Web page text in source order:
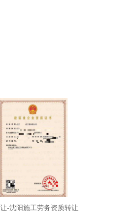
-沈阳施工劳务资质转让